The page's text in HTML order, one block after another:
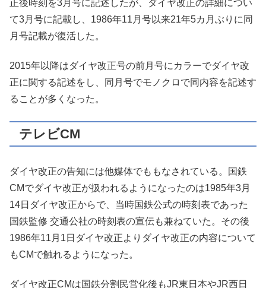
正後時刻を3月号に記述したが、ダイヤ改正の詳細につい
て3月号に記載し、1986年11月号以来21年5カ月ぶりに同
月号記載が復活した。
2015年以降はダイヤ改正号の前月号にカラーでダイヤ改
正に関する記述をし、同月号でモノクロで同内容を記述す
ることが多くなった。
テレビCM
ダイヤ改正の告知には他媒体でももなされている。国鉄
CMでダイヤ改正が扱われるようになったのは1985年3月
14日ダイヤ改正からで、当時国鉄公式の時刻表であった
国鉄監修 交通公社の時刻表の宣伝も兼ねていた。その後
1986年11月1日ダイヤ改正よりダイヤ改正の内容について
もCMで触れるようになった。
ダイヤ改正CMは国鉄分割民営化後もJR東日本やJR西日